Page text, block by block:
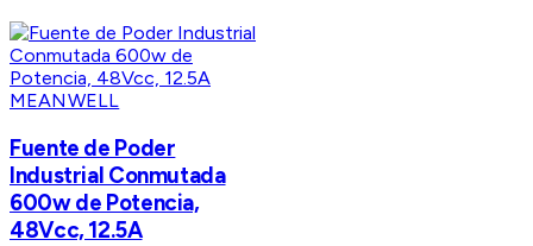
MEANWELL
Fuente de Poder
Industrial Conmutada
600w de Potencia,
48Vcc, 12.5A